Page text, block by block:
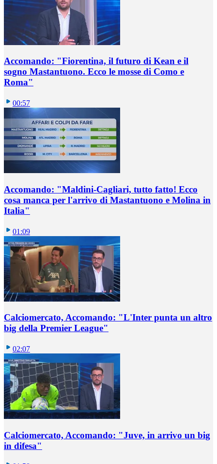
Accomando: "Fiorentina, il futuro di Kean e il
sogno Mastantuono. Ecco le mosse di Como e
Roma"
00:57
Accomando: "Maldini-Cagliari, tutto fatto! Ecco
cosa manca per l'arrivo di Mastantuono e Molina in
Italia"
01:09
Calciomercato, Accomando: "L'Inter punta un altro
big della Premier League"
02:07
Calciomercato, Accomando: "Juve, in arrivo un big
in difesa"